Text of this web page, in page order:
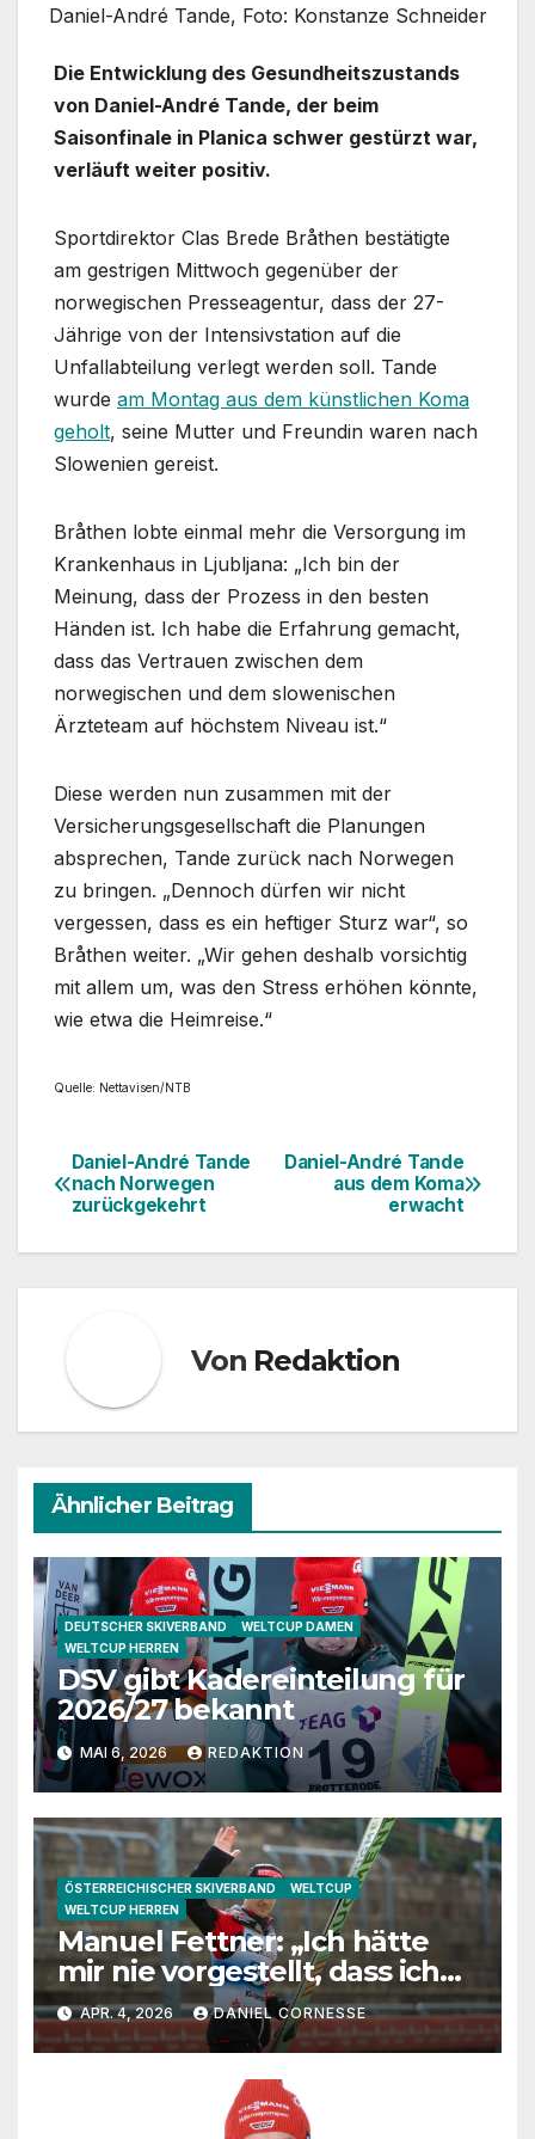
Daniel-André Tande, Foto: Konstanze Schneider
Die Entwicklung des Gesundheitszustands
von Daniel-André Tande, der beim
Saisonfinale in Planica schwer gestürzt war,
verläuft weiter positiv.
Sportdirektor Clas Brede Bråthen bestätigte
am gestrigen Mittwoch gegenüber der
norwegischen Presseagentur, dass der 27-
Jährige von der Intensivstation auf die
Unfallabteilung verlegt werden soll. Tande
wurde am Montag aus dem künstlichen Koma
geholt, seine Mutter und Freundin waren nach
Slowenien gereist.
Bråthen lobte einmal mehr die Versorgung im
Krankenhaus in Ljubljana: „Ich bin der
Meinung, dass der Prozess in den besten
Händen ist. Ich habe die Erfahrung gemacht,
dass das Vertrauen zwischen dem
norwegischen und dem slowenischen
Ärzteteam auf höchstem Niveau ist.“
Diese werden nun zusammen mit der
Versicherungsgesellschaft die Planungen
absprechen, Tande zurück nach Norwegen
zu bringen. „Dennoch dürfen wir nicht
vergessen, dass es ein heftiger Sturz war“, so
Bråthen weiter. „Wir gehen deshalb vorsichtig
mit allem um, was den Stress erhöhen könnte,
wie etwa die Heimreise.“
Quelle: Nettavisen/NTB
Beitragsnavigation
Daniel-André Tande
aus dem Koma
erwacht
Daniel-André Tande
nach Norwegen
zurückgekehrt
Von Redaktion
Ähnlicher Beitrag
DEUTSCHER SKIVERBAND
WELTCUP DAMEN
WELTCUP HERREN
DSV gibt Kadereinteilung für
2026/27 bekannt
MAI 6, 2026 REDAKTION
ÖSTERREICHISCHER SKIVERBAND
WELTCUP
WELTCUP HERREN
Manuel Fettner: „Ich hätte
mir nie vorgestellt, dass ich
so lange springe“
APR. 4, 2026 DANIEL CORNESSE